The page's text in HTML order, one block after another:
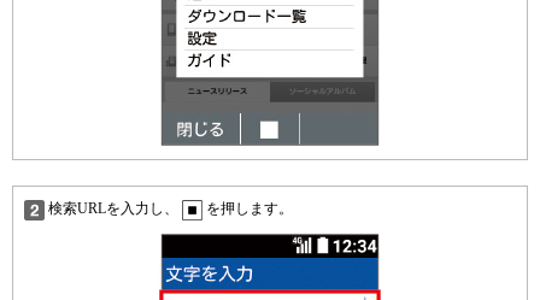
検索URLを入力し、 を押します。